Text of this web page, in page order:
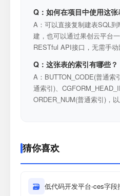
Q：如何在项目中使用这张
A：可以直接复制建表SQL
建，也可以通过果创云平台
RESTful API接口，无需手动
Q：这张表的索引有哪些？
A：BUTTON_CODE(普通索
通索引)、
ORDER_NUM(普通索引)，以
猜你喜欢
🗃 低代码开发平台-ces字段